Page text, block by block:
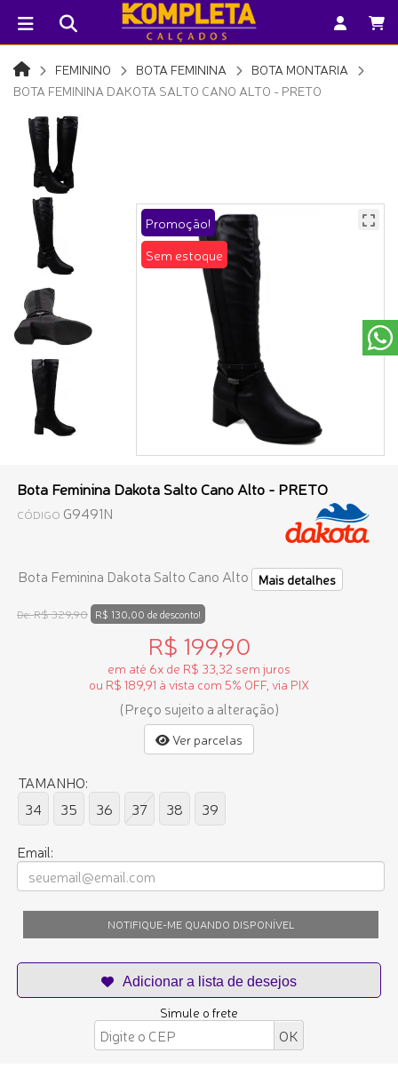
FEMININO BOTA FEMININA
BOTA MONTARIA
BOTA FEMININA DAKOTA SALTO CANO ALTO - PRETO
Promoção!
Sem estoque
Bota Feminina Dakota Salto Cano Alto - PRETO
CÓDIGO G9491N
Bota Feminina Dakota Salto Cano Alto Mais detalhes
De:R$ 329,90 R$ 130,00 de desconto!
R$ 199,90
em até 6x de R$ 33,32 sem juros
ou R$ 189,91 à vista com 5% OFF, via PIX
(Preço sujeito a alteração)
Ver parcelas
TAMANHO:
34
35 36 37 38 39
Email:
NOTIFIQUE-ME QUANDO DISPONÍVEL
Simule o frete